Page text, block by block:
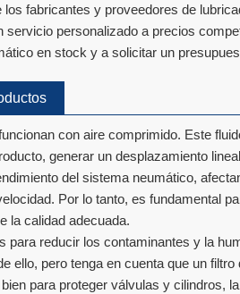
los fabricantes y proveedores de
servicio personalizado a precios
en stock y a solicitar un
con aire comprimido. Este
generar un desplazamiento
del sistema neumático,
Por lo tanto, es fundamental
la calidad adecuada.
para reducir los contaminantes y la
ello, pero tenga en cuenta que un
para proteger válvulas y cilindros,